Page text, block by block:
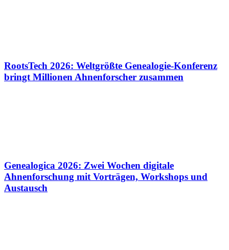
RootsTech 2026: Weltgrößte Genealogie-Konferenz
bringt Millionen Ahnenforscher zusammen
Genealogica 2026: Zwei Wochen digitale
Ahnenforschung mit Vorträgen, Workshops und
Austausch